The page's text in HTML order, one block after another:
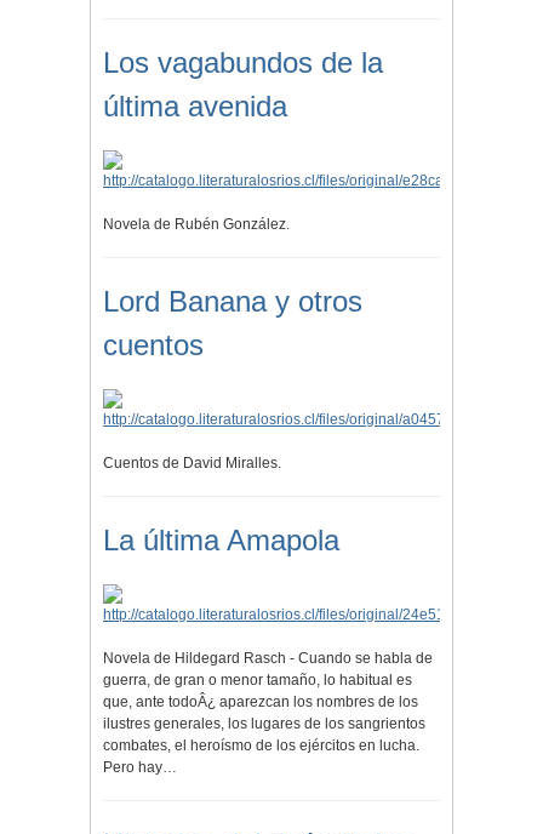
Los vagabundos de la
última avenida
Novela de Rubén González.
Lord Banana y otros
cuentos
Cuentos de David Miralles.
La última Amapola
Novela de Hildegard Rasch - Cuando se habla de
guerra, de gran o menor tamaño, lo habitual es
que, ante todoÂ¿ aparezcan los nombres de los
ilustres generales, los lugares de los sangrientos
combates, el heroísmo de los ejércitos en lucha.
Pero hay…